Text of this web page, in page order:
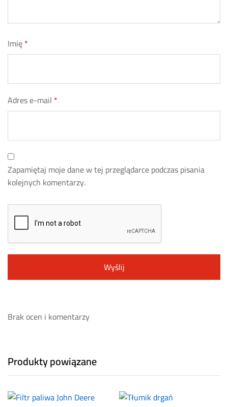
Imię*
Adres e-mail *
Zapamiętaj moje dane w tej przeglądarce podczas pisania
kolejnych komentarzy.
Brak ocen i komentarzy
Produkty powiązane